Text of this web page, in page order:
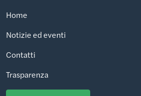
Home
Notizie ed eventi
Contatti
Trasparenza